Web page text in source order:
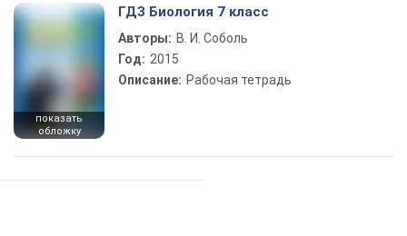
показать
обложку
ГДЗ Биология 7 класс
Авторы: В. И. Соболь
Год: 2015
Описание: Рабочая тетрадь